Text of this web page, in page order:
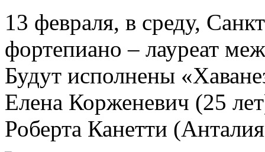
13 февраля, в среду,
фортепиано – лауреат
Будут исполнены
Елена Корженевич (25
Роберта Канетти